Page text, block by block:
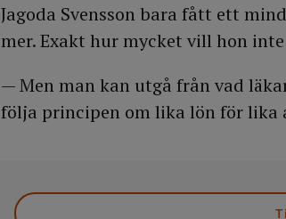
Jagoda Svensson bara fått ett
mer. Exakt hur mycket vill hon inte
— Men man kan utgå från vad
följa principen om lika lön för lika